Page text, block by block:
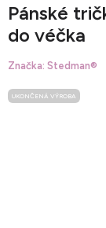
Pánské
do véčka
Značka: Stedman®
UKONČENÁ VÝROBA